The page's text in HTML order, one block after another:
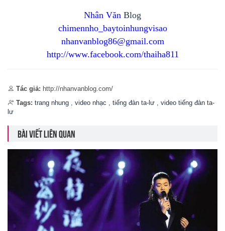
Nhân Văn Blog
chimennho_baytoinhungvisao
nhanvanblog86@gmail.com
http://www.facebook.com/thaiha811
Tác giả: http://nhanvanblog.com/
Tags: trang nhung , video nhạc , tiếng đàn ta-lư , video tiếng đàn ta-
lư
BÀI VIẾT LIÊN QUAN